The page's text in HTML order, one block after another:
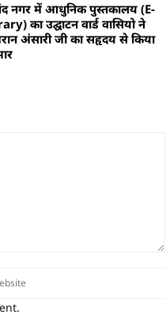
नगर में आधुनिक पुस्तकालय (E-
का उद्घाटन वार्ड वासियो ने
अंसारी जी का सहृदय से किया